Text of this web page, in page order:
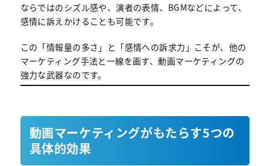
ならではのシズル感や、演者の表情、BGMなどによって、
感情に訴えかけることも可能です。
この「情報量の多さ」と「感情への訴求力」こそが、他の
マーケティング手法と一線を画す、動画マーケティングの
強力な武器なのです。
動画マーケティングがもたらす5つの
具体的効果